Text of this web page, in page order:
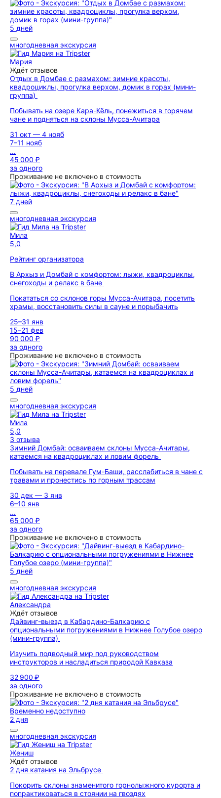
5 дней
многодневная экскурсия
Мария
Ждёт отзывов
Отдых в Домбае с размахом: зимние красоты,
квадроциклы, прогулка верхом, домик в горах (мини-
группа)
Побывать на озере Кара-Кёль, понежиться в горячем
чане и подняться на склоны Мусса-Ачитара
31 окт — 4 нояб
7–11 нояб
...
45 000 ₽
за одного
Проживание не включено в стоимость
7 дней
многодневная экскурсия
Мила
5,0
Рейтинг организатора
В Архыз и Домбай с комфортом: лыжи, квадроциклы,
снегоходы и релакс в бане
Покататься со склонов горы Мусса-Ачитара, посетить
храмы, восстановить силы в сауне и порыбачить
25–31 янв
15–21 фев
90 000 ₽
за одного
Проживание не включено в стоимость
5 дней
многодневная экскурсия
Мила
5,0
3 отзыва
Зимний Домбай: осваиваем склоны Мусса-Ачитары,
катаемся на квадроциклах и ловим форель
Побывать на перевале Гум-Баши, расслабиться в чане с
травами и пронестись по горным трассам
30 дек — 3 янв
6–10 янв
...
65 000 ₽
за одного
Проживание не включено в стоимость
5 дней
многодневная экскурсия
Александра
Ждёт отзывов
Дайвинг-выезд в Кабардино-Балкарию с
опциональными погружениями в Нижнее Голубое озеро
(мини-группа)
Изучить подводный мир под руководством
инструкторов и насладиться природой Кавказа
32 900 ₽
за одного
Проживание не включено в стоимость
Временно недоступно
2 дня
многодневная экскурсия
Жениш
Ждёт отзывов
2 дня катания на Эльбрусе
Покорить склоны знаменитого горнолыжного курорта и
попрактиковаться в стоянии на гвоздях